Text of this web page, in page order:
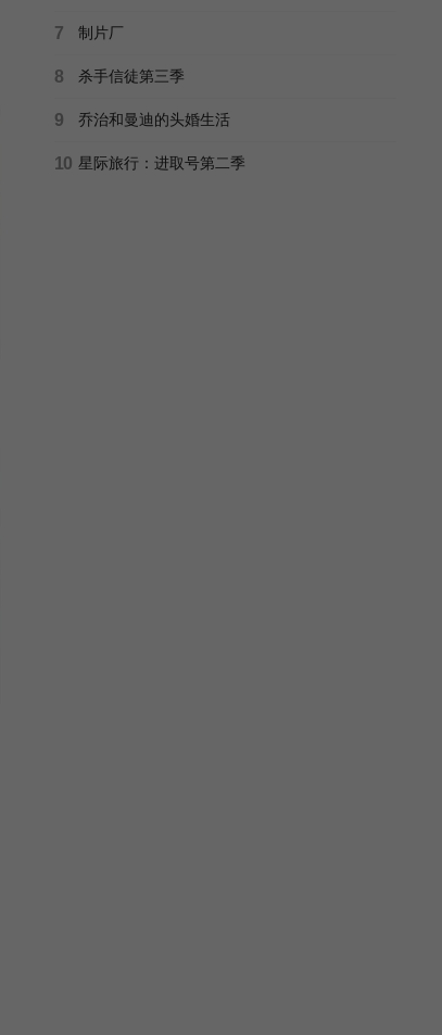
7 制片厂
8 杀手信徒第三季
9 乔治和曼迪的头婚生活
10 星际旅行：进取号第二季